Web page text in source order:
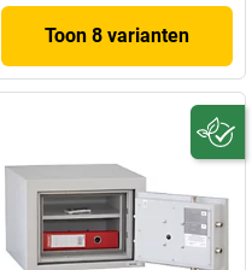
Toon 8 varianten